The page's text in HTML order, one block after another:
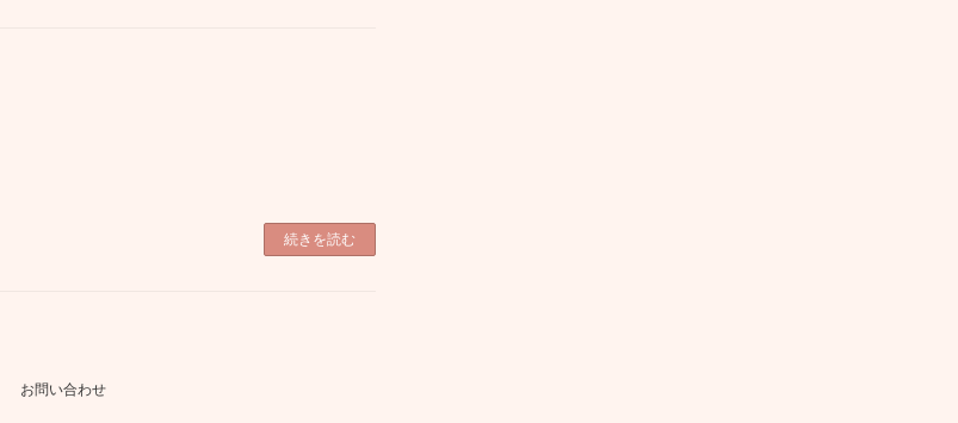
続きを読む
お問い合わせ